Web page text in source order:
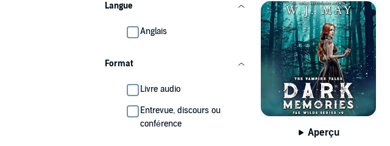
Langue
Anglais
Format
Livre audio
Entrevue, discours ou
conférence
Aperçu